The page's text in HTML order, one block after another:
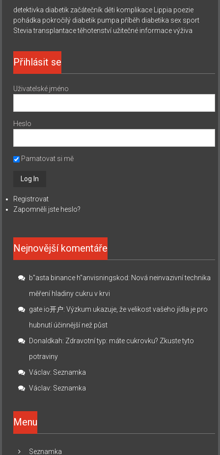
detektivka diabetik začátečník děti komplikace Lippia poezie
pohádka pokročilý diabetik pumpa příběh diabetika sex sport
Stevia transplantace těhotenství užitečné informace výživa
Přihlásit se
Uživatelské jméno
Heslo
Pamatovat si mě
Registrovat
Zapomněli jste heslo?
Nejnovější komentáře
b"asta binance h"anvisningskod: Nová neinvazivní technika
měření hladiny cukru v krvi
gate io开户:Výzkum ukazuje, že velikost vašeho jídla je pro
hubnutí účinnější než půst
Donaldkah: Zdravotní typ: máte cukrovku? Zkuste tyto
potraviny
Václav: Seznamka
Václav: Seznamka
Menu
Seznamka